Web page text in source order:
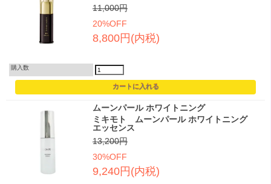
11,000円
20%OFF
8,800円(内税)
購入数
ムーンパール ホワイトニング
ミキモト ムーンパール ホワイトニング
エッセンス
13,200円
30%OFF
9,240円(内税)